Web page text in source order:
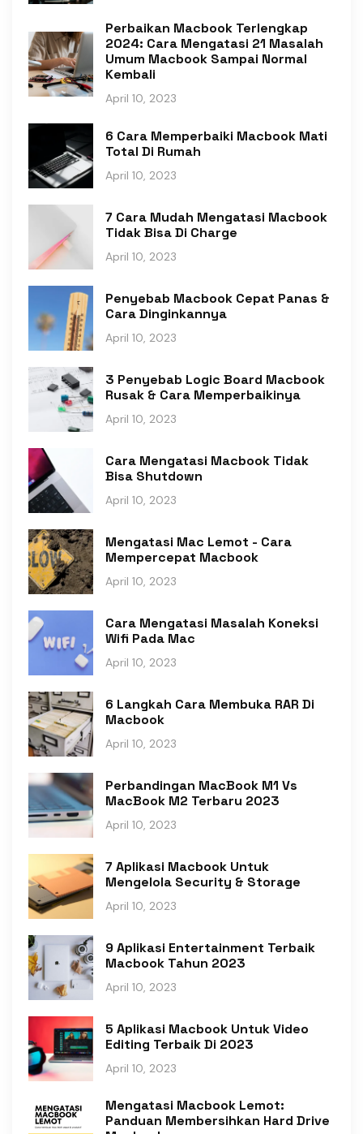
Perbaikan Macbook Terlengkap
2024: Cara Mengatasi 21 Masalah
Umum Macbook Sampai Normal
Kembali
April 10, 2023
6 Cara Memperbaiki Macbook Mati
Total Di Rumah
April 10, 2023
7 Cara Mudah Mengatasi Macbook
Tidak Bisa Di Charge
April 10, 2023
Penyebab Macbook Cepat Panas &
Cara Dinginkannya
April 10, 2023
3 Penyebab Logic Board Macbook
Rusak & Cara Memperbaikinya
April 10, 2023
Cara Mengatasi Macbook Tidak
Bisa Shutdown
April 10, 2023
Mengatasi Mac Lemot - Cara
Mempercepat Macbook
April 10, 2023
Cara Mengatasi Masalah Koneksi
Wifi Pada Mac
April 10, 2023
6 Langkah Cara Membuka RAR Di
Macbook
April 10, 2023
Perbandingan MacBook M1 Vs
MacBook M2 Terbaru 2023
April 10, 2023
7 Aplikasi Macbook Untuk
Mengelola Security & Storage
April 10, 2023
9 Aplikasi Entertainment Terbaik
Macbook Tahun 2023
April 10, 2023
5 Aplikasi Macbook Untuk Video
Editing Terbaik Di 2023
April 10, 2023
Mengatasi Macbook Lemot:
Panduan Membersihkan Hard Drive